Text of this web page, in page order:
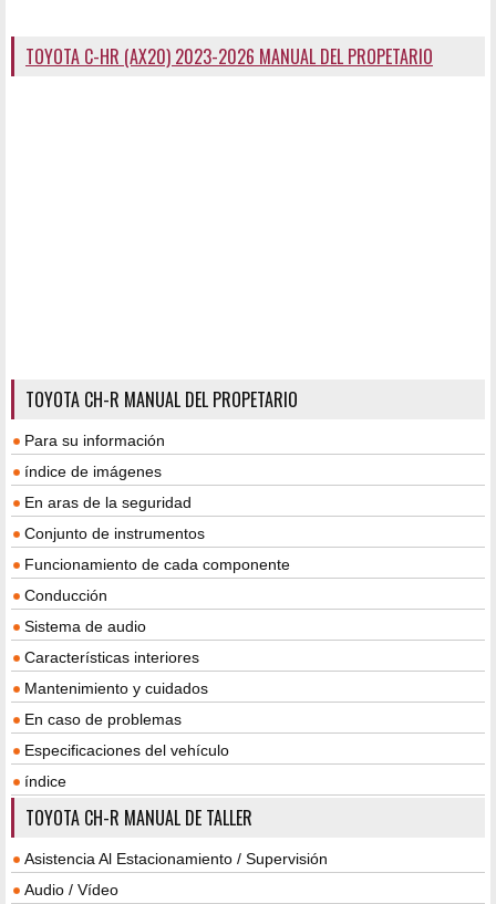
TOYOTA C-HR (AX20) 2023-2026 MANUAL DEL PROPETARIO
TOYOTA CH-R MANUAL DEL PROPETARIO
Para su información
índice de imágenes
En aras de la seguridad
Conjunto de instrumentos
Funcionamiento de cada componente
Conducción
Sistema de audio
Características interiores
Mantenimiento y cuidados
En caso de problemas
Especificaciones del vehículo
índice
TOYOTA CH-R MANUAL DE TALLER
Asistencia Al Estacionamiento / Supervisión
Audio / Vídeo